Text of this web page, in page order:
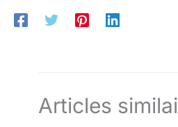
Articles